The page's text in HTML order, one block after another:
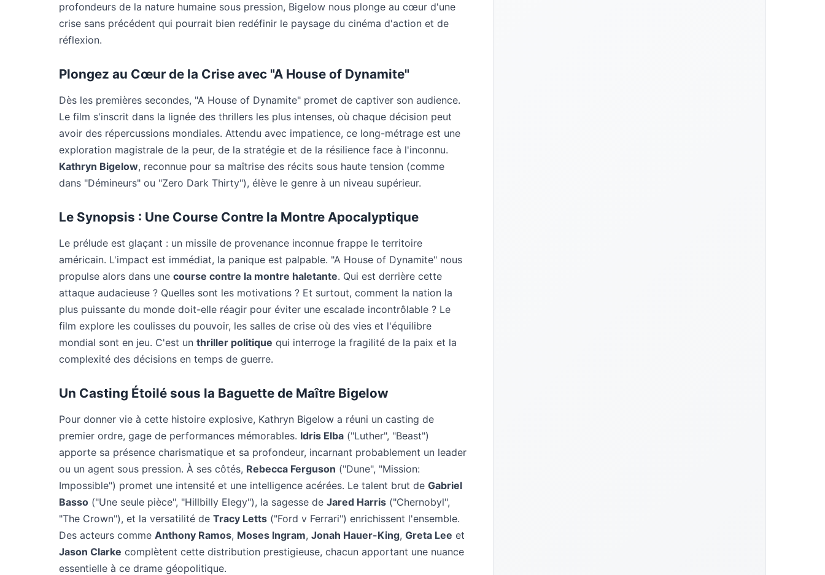
profondeurs de la nature humaine sous pression, Bigelow nous plonge au cœur d'une
crise sans précédent qui pourrait bien redéfinir le paysage du cinéma d'action et de
réflexion.
Plongez au Cœur de la Crise avec "A House of Dynamite"
Dès les premières secondes, "A House of Dynamite" promet de captiver son audience.
Le film s'inscrit dans la lignée des thrillers les plus intenses, où chaque décision peut
avoir des répercussions mondiales. Attendu avec impatience, ce long-métrage est une
exploration magistrale de la peur, de la stratégie et de la résilience face à l'inconnu.
Kathryn Bigelow, reconnue pour sa maîtrise des récits sous haute tension (comme
dans "Démineurs" ou "Zero Dark Thirty"), élève le genre à un niveau supérieur.
Le Synopsis : Une Course Contre la Montre Apocalyptique
Le prélude est glaçant : un missile de provenance inconnue frappe le territoire
américain. L'impact est immédiat, la panique est palpable. "A House of Dynamite" nous
propulse alors dans une course contre la montre haletante. Qui est derrière cette
attaque audacieuse ? Quelles sont les motivations ? Et surtout, comment la nation la
plus puissante du monde doit-elle réagir pour éviter une escalade incontrôlable ? Le
film explore les coulisses du pouvoir, les salles de crise où des vies et l'équilibre
mondial sont en jeu. C'est un thriller politique qui interroge la fragilité de la paix et la
complexité des décisions en temps de guerre.
Un Casting Étoilé sous la Baguette de Maître Bigelow
Pour donner vie à cette histoire explosive, Kathryn Bigelow a réuni un casting de
premier ordre, gage de performances mémorables. Idris Elba ("Luther", "Beast")
apporte sa présence charismatique et sa profondeur, incarnant probablement un leader
ou un agent sous pression. À ses côtés, Rebecca Ferguson ("Dune", "Mission:
Impossible") promet une intensité et une intelligence acérées. Le talent brut de Gabriel
Basso ("Une seule pièce", "Hillbilly Elegy"), la sagesse de Jared Harris ("Chernobyl",
"The Crown"), et la versatilité de Tracy Letts ("Ford v Ferrari") enrichissent l'ensemble.
Des acteurs comme Anthony Ramos, Moses Ingram, Jonah Hauer-King, Greta Lee et
Jason Clarke complètent cette distribution prestigieuse, chacun apportant une nuance
essentielle à ce drame géopolitique.